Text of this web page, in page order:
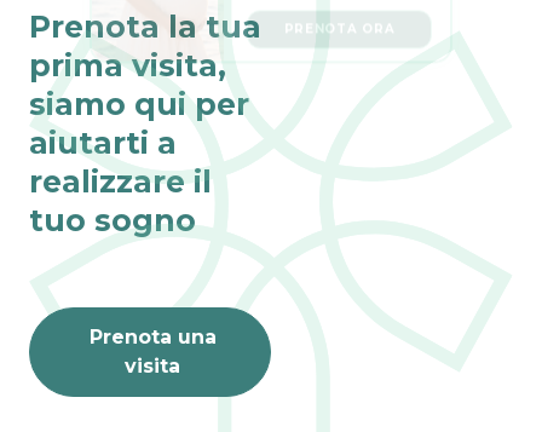
Prenota la tua
prima visita,
siamo qui per
aiutarti a
realizzare il
tuo sogno
Prenota una
visita
PRENOTA ORA